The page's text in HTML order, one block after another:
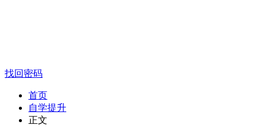
找回密码
首页
自学提升
正文